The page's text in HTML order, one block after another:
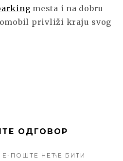
mesta i na dobru
privliži kraju svog
ОДГОВОР
ПОШТЕ НЕЋЕ БИТИ